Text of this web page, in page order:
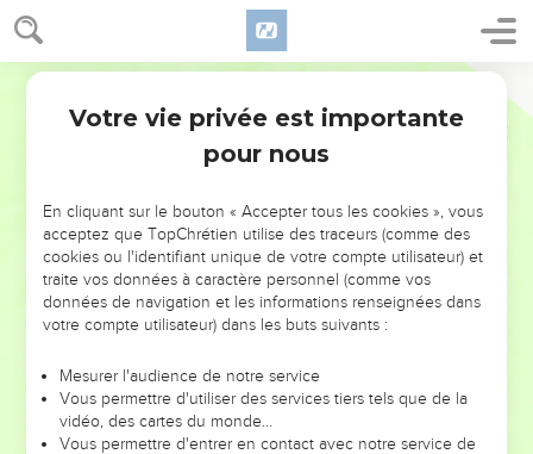
NE MANQUEZ PAS L’ÉVÉNEMENT
DE L’ANNÉE !
ET SI LEURS ERREURS POUVAIENT VOUS ÉVITER LES
VOTRES ?
leur foi ou leur vision. Mais on voit moins les doutes, les erreurs
et les saisons difficiles qu'ils ont traversés, alors même que ce
sont elles qui les ont façonnés.
Votre vie privée est importante
pour nous
En cliquant sur le bouton « Accepter tous les cookies », vous
acceptez que TopChrétien utilise des traceurs (comme des
cookies ou l'identifiant unique de votre compte utilisateur) et
traite vos données à caractère personnel (comme vos
données de navigation et les informations renseignées dans
votre compte utilisateur) dans les buts suivants :
Mesurer l'audience de notre service
Vous permettre d'utiliser des services tiers tels que de la
vidéo, des cartes du monde…
Vous permettre d'entrer en contact avec notre service de